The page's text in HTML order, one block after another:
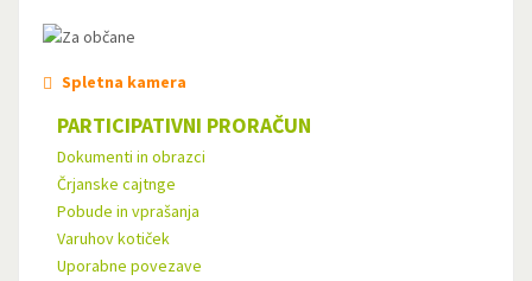
Spletna kamera
PARTICIPATIVNI PRORAČUN
Dokumenti in obrazci
Črjanske cajtnge
Pobude in vprašanja
Varuhov kotiček
Uporabne povezave